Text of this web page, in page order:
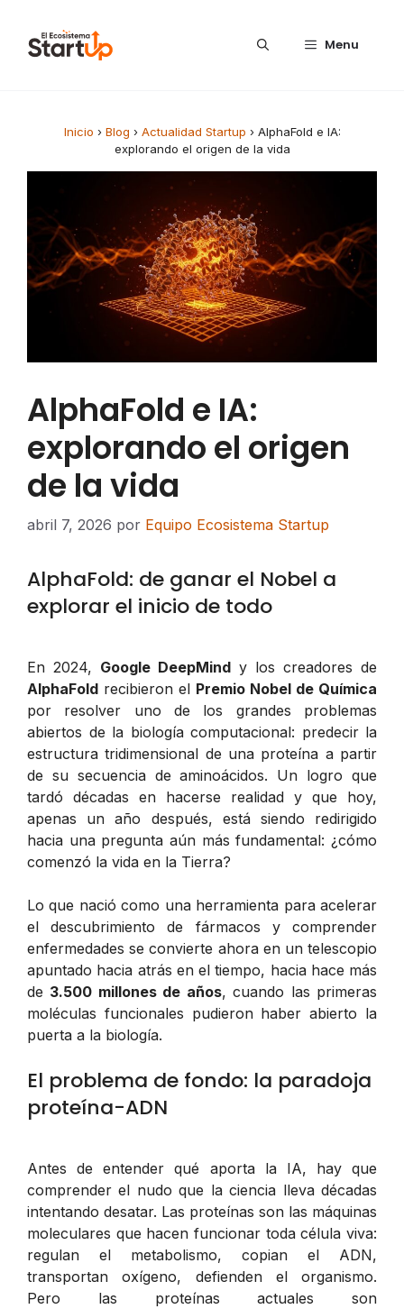
Menu
Inicio › Blog › Actualidad Startup › AlphaFold e IA:
explorando el origen de la vida
AlphaFold e IA:
explorando el origen
de la vida
abril 7, 2026 por Equipo Ecosistema Startup
AlphaFold: de ganar el Nobel a
explorar el inicio de todo
En 2024, Google DeepMind y los creadores de
AlphaFold recibieron el Premio Nobel de Química
por resolver uno de los grandes problemas
abiertos de la biología computacional: predecir la
estructura tridimensional de una proteína a partir
de su secuencia de aminoácidos. Un logro que
tardó décadas en hacerse realidad y que hoy,
apenas un año después, está siendo redirigido
hacia una pregunta aún más fundamental: ¿cómo
comenzó la vida en la Tierra?
Lo que nació como una herramienta para acelerar
el descubrimiento de fármacos y comprender
enfermedades se convierte ahora en un telescopio
apuntado hacia atrás en el tiempo, hacia hace más
de 3.500 millones de años, cuando las primeras
moléculas funcionales pudieron haber abierto la
puerta a la biología.
El problema de fondo: la paradoja
proteína-ADN
Antes de entender qué aporta la IA, hay que
comprender el nudo que la ciencia lleva décadas
intentando desatar. Las proteínas son las máquinas
moleculares que hacen funcionar toda célula viva:
regulan el metabolismo, copian el ADN,
transportan oxígeno, defienden el organismo.
Pero las proteínas actuales son